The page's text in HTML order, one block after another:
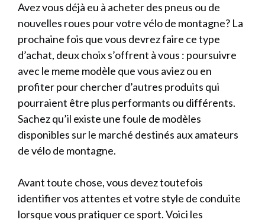
Avez vous déjà eu à acheter des pneus ou de
nouvelles roues pour votre vélo de montagne? La
prochaine fois que vous devrez faire ce type
d’achat, deux choix s’offrent à vous : poursuivre
avec le meme modèle que vous aviez ou en
profiter pour chercher d’autres produits qui
pourraient être plus performants ou différents.
Sachez qu’il existe une foule de modèles
disponibles sur le marché destinés aux amateurs
de vélo de montagne.
Avant toute chose, vous devez toutefois
identifier vos attentes et votre style de conduite
lorsque vous pratiquer ce sport. Voici les